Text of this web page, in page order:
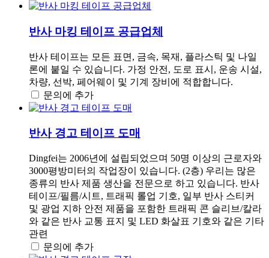
반사 마킹 테이프 공급업체
반사 테이프는 모든 표면, 금속, 목재, 플라스틱 및 나일
론에 붙일 수 있습니다. 가정 안전, 도로 표시, 운송 시설,
차량, 선박, 페어웨이 및 기계 장비에 적합합니다.
문의에 추가
반사 경고 테이프 도매
Dingfei는 2006년에 설립되었으며 50명 이상의 근로자와
3000평방미터의 작업장이 있습니다. (2층) 우리는 많은
종류의 반사 제품 생산을 전문으로 하고 있습니다. 반사
테이프/필름/시트, 트래픽 롤업 기호, 일부 반사 스티커
및 광업 지하 안전 제품을 포함한 트래픽 콘 슬리브/칼라
와 같은 반사 교통 표지 및 LED 화살표 기호와 같은 기타
관련
문의에 추가